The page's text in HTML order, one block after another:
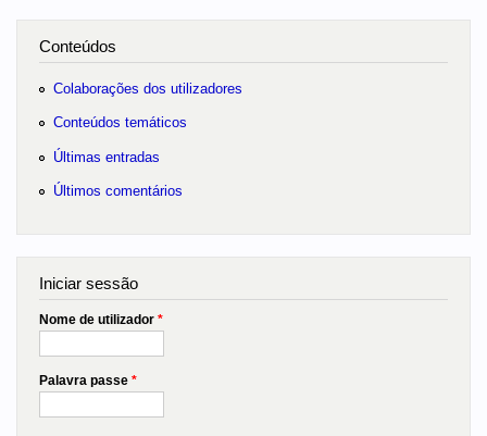
Conteúdos
Colaborações dos utilizadores
Conteúdos temáticos
Últimas entradas
Últimos comentários
Iniciar sessão
Nome de utilizador *
Palavra passe *